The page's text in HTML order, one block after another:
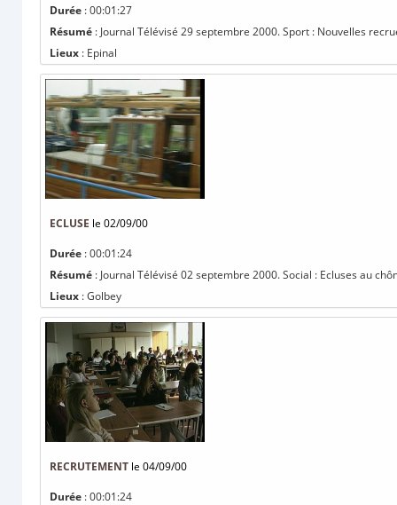
Durée : 00:01:27
Résumé : Journal Télévisé 29 septembre 2000. Sport : Nouvelles
Lieux : Epinal
ECLUSE le 02/09/00
Durée : 00:01:24
Résumé : Journal Télévisé 02 septembre 2000. Social : Ecluses au
Lieux : Golbey
RECRUTEMENT le 04/09/00
Durée : 00:01:24